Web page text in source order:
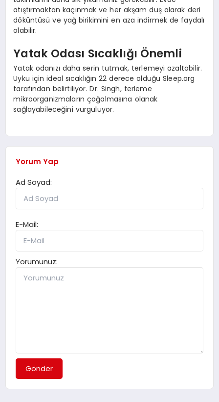
atıştırmaktan kaçınmak ve her akşam duş alarak deri
döküntüsü ve yağ birikimini en aza indirmek de faydalı
olabilir.
Yatak Odası Sıcaklığı Önemli
Yatak odanızı daha serin tutmak, terlemeyi azaltabilir.
Uyku için ideal sıcaklığın 22 derece olduğu Sleep.org
tarafından belirtiliyor. Dr. Singh, terleme
mikroorganizmaların çoğalmasına olanak
sağlayabileceğini vurguluyor.
Yorum Yap
Ad Soyad:
E-Mail:
Yorumunuz:
Gönder